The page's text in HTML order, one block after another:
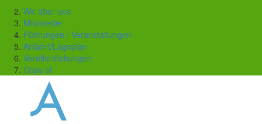
Wir über uns
Mitarbeiter
Führungen / Veranstaltungen
Anfahrt/Lageplan
Veröffentlichungen
Copy of